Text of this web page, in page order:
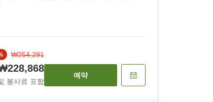
₩254,291
봉사료 포함
예약